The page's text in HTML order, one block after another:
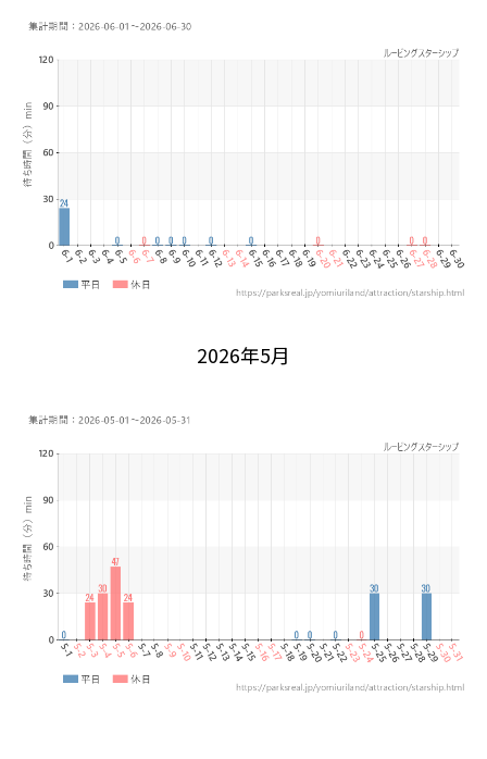
2026年5月